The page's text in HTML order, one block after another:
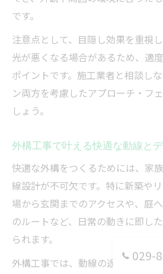
です。
注意点として、目隠し効果を重視
光が悪くなる場合があるため、適
ポイントです。施工業者と相談し
ン両方を考慮したアプローチ・フ
しょう。
外構工事で叶える快適な動線と
快適な外構をつくるためには、家
線設計が不可欠です。特に新築や
場から玄関までのアクセスや、庭
のルートなど、日常の動きに即し
られます。
外構工事では、動線の途中に段差
029-